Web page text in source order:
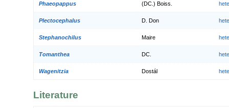
Phaeopappus (DC.) Boiss.
Plectocephalus D. Don
Stephanochilus Maire
Tomanthea DC.
Wagenitzia Dostál
Literature